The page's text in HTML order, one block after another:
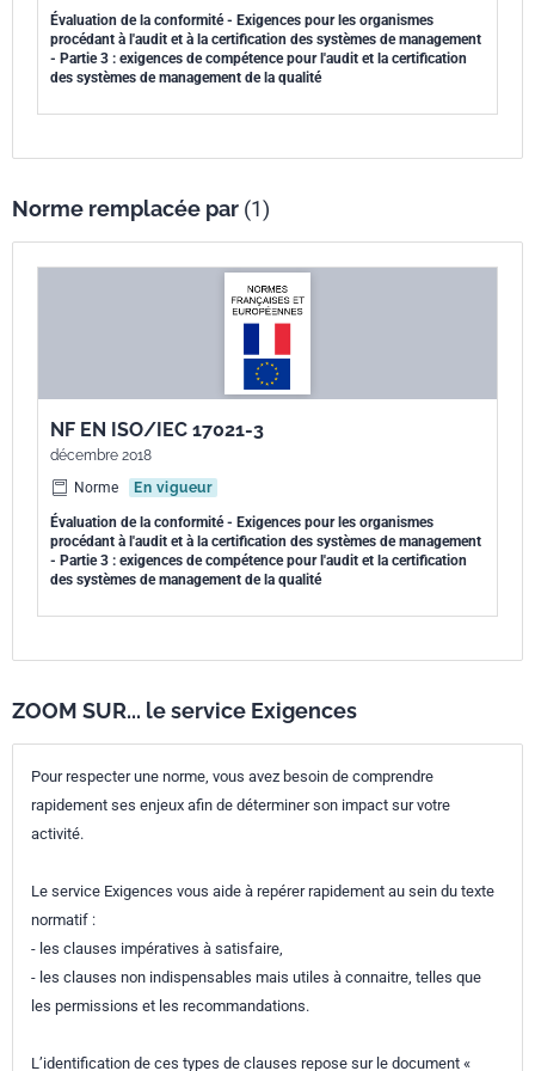
Évaluation de la conformité - Exigences pour les organismes
procédant à l'audit et à la certification des systèmes de management
- Partie 3 : exigences de compétence pour l'audit et la certification
des systèmes de management de la qualité
Norme remplacée par (1)
NF EN ISO/IEC 17021-3
décembre 2018
Norme
En vigueur
Évaluation de la conformité - Exigences pour les organismes
procédant à l'audit et à la certification des systèmes de management
- Partie 3 : exigences de compétence pour l'audit et la certification
des systèmes de management de la qualité
ZOOM SUR... le service Exigences
Pour respecter une norme, vous avez besoin de comprendre
rapidement ses enjeux afin de déterminer son impact sur votre
activité.
Le service Exigences vous aide à repérer rapidement au sein du texte
normatif :
- les clauses impératives à satisfaire,
- les clauses non indispensables mais utiles à connaitre, telles que
les permissions et les recommandations.
L’identification de ces types de clauses repose sur le document «